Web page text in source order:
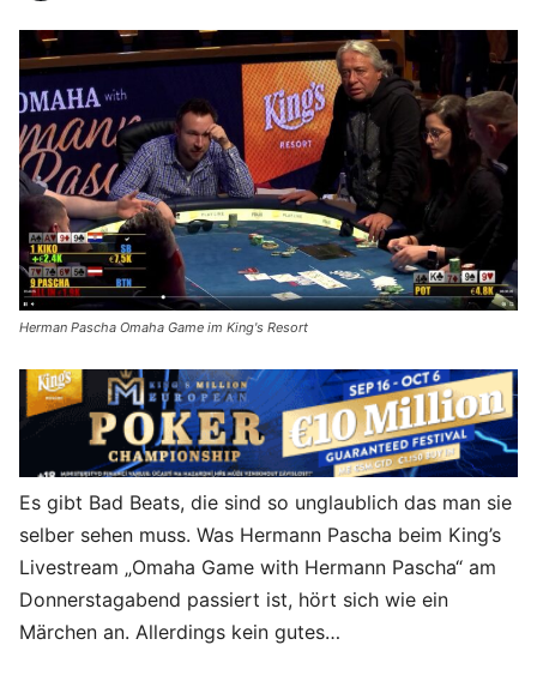
Herman Pascha Omaha Game im King's Resort
Es gibt Bad Beats, die sind so unglaublich das man sie
selber sehen muss. Was Hermann Pascha beim King’s
Livestream „Omaha Game with Hermann Pascha“ am
Donnerstagabend passiert ist, hört sich wie ein
Märchen an. Allerdings kein gutes…